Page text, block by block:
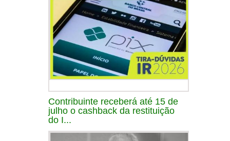
Contribuinte receberá até 15 de
julho o cashback da restituição
do I...